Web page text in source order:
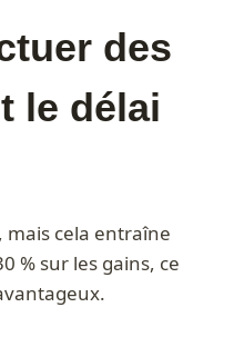
des
le délai
mais cela entraîne
% sur les gains, ce